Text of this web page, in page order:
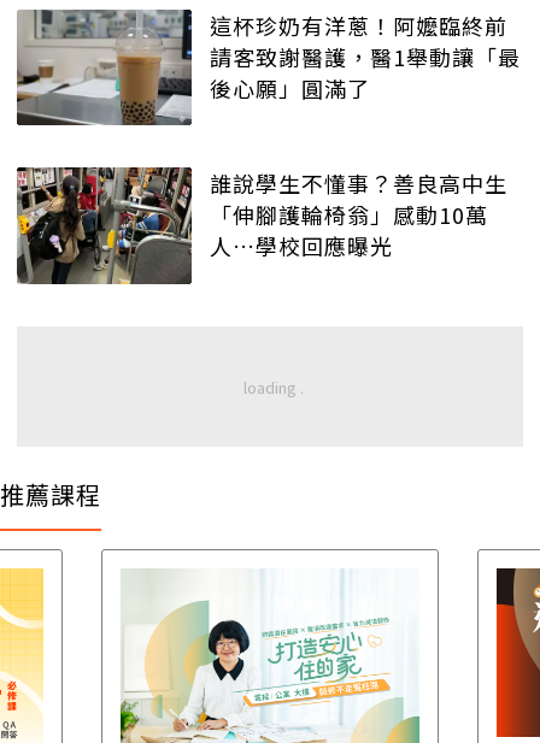
這杯珍奶有洋蔥！阿嬤臨終前
請客致謝醫護，醫1舉動讓「最
後心願」圓滿了
誰說學生不懂事？善良高中生
「伸腳護輪椅翁」感動10萬
人…學校回應曝光
推薦課程